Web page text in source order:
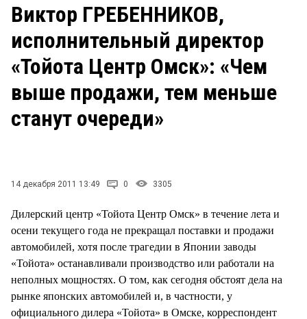
ЗАКОН
СТИЛЬ ЖИЗНИ
Рейтинги
Блоги
Архив
Виктор ГРЕБЕННИКОВ,
исполнительный директор
«Тойота Центр Омск»: «Чем
выше продажи, тем меньше
станут очереди»
14 декабря 2011 13:49 0 3305
Дилерский центр «Тойота Центр Омск» в течение лета и
осени текущего года не прекращал поставки и продажи
автомобилей, хотя после трагедии в Японии заводы
«Тойота» останавливали производство или работали на
неполных мощностях. О том, как сегодня обстоят дела на
рынке японских автомобилей и, в частности, у
официального дилера «Тойота» в Омске, корреспондент